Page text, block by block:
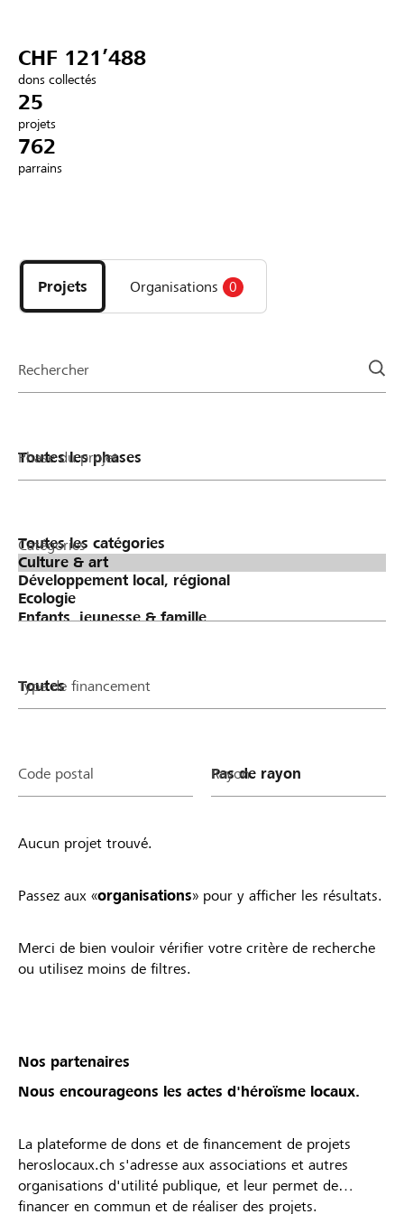
Se connecter
DE FR IT
CHF 121’488
dons collectés
25
projets
762
parrains
les
projets
et
la
Projets Organisations 0
Rechercher
Phase du projet
Catégories
Type de financement
Code postal Rayon
Aucun projet trouvé.
Passez aux «organisations» pour y afficher les résultats.
Merci de bien vouloir vérifier votre critère de recherche
ou utilisez moins de filtres.
Nos partenaires
Nous encourageons les actes d'héroïsme locaux.
La plateforme de dons et de financement de projets
heroslocaux.ch s'adresse aux associations et autres
organisations d'utilité publique, et leur permet de
financer en commun et de réaliser des projets.